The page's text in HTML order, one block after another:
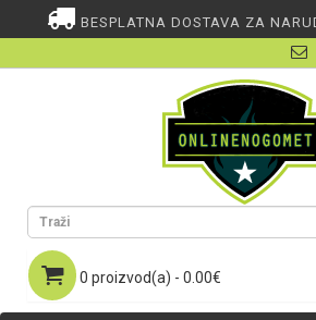
BESPLATNA DOSTAVA ZA
0 proizvod(a) - 0.00€